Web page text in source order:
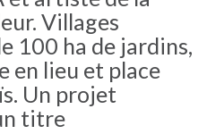
Villages
100 ha de jardins,
en lieu et place
Un projet
titre